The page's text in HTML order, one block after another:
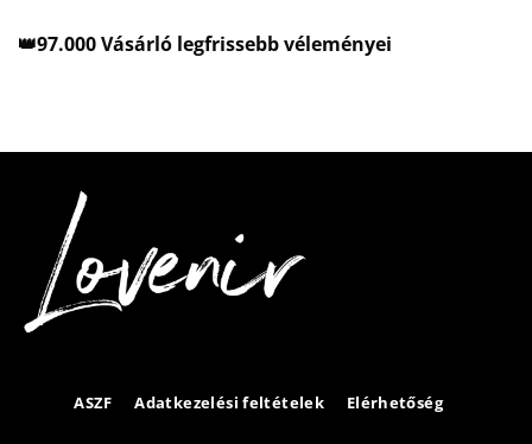
👑97.000 Vásárló legfrissebb véleményei
ASZF Adatkezelési feltételek Elérhetőség